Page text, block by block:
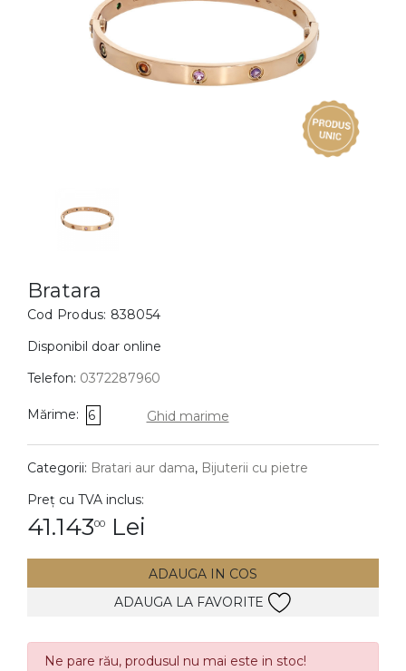
BIJUTERII COPII
Cercei
Bratari
Coliere
Lanturi
Pandantive
DIAMANTE Vezi toate
Cercei
Accesorii
Bratara
Cod Produs: 838054
Disponibil doar online
Telefon: 0372287960
Mărime: 6 Ghid marime
Categorii: Bratari aur dama, Bijuterii cu pietre
Preț cu TVA inclus:
41.14300 Lei
ADAUGA IN COS
ADAUGA LA FAVORITE
Ne pare rău, produsul nu mai este in stoc!